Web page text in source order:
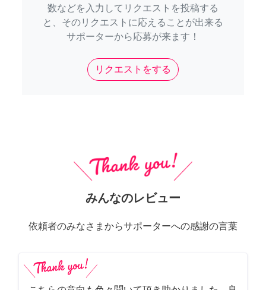
数などを入力してリクエストを投稿する
と、そのリクエストに応えることが出来る
サポーターから応募が来ます！
リクエストをする
みんなのレビュー
依頼者のみなさまからサポーターへの感謝の言葉